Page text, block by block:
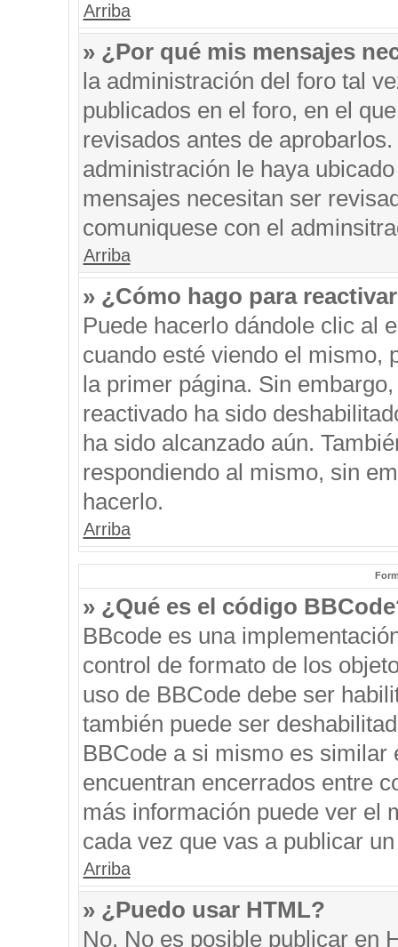
Arriba
» ¿Por qué mis mensajes
la administración del foro tal
publicados en el foro, en el
revisados antes de
administración le haya
mensajes necesitan ser
comuniquese con el
Arriba
» ¿Cómo hago para
Puede hacerlo dándole clic al
cuando esté viendo el mismo,
la primer página. Sin
reactivado ha sido
ha sido alcanzado aún.
respondiendo al mismo, sin
hacerlo.
Arriba
» ¿Qué es el código
BBcode es una
control de formato de los
uso de BBCode debe ser
también puede ser
BBCode a si mismo es
encuentran encerrados entre
más información puede ver el
cada vez que vas a publicar
Arriba
» ¿Puedo usar HTML?
No. No es posible publicar en